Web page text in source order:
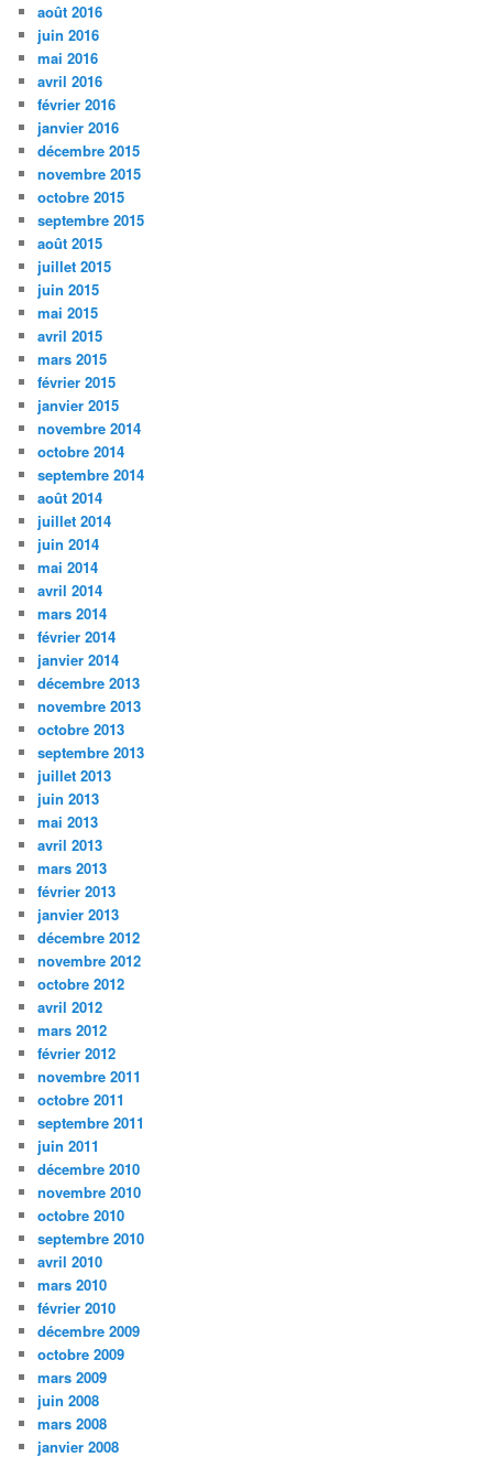
août 2016
juin 2016
mai 2016
avril 2016
février 2016
janvier 2016
décembre 2015
novembre 2015
octobre 2015
septembre 2015
août 2015
juillet 2015
juin 2015
mai 2015
avril 2015
mars 2015
février 2015
janvier 2015
novembre 2014
octobre 2014
septembre 2014
août 2014
juillet 2014
juin 2014
mai 2014
avril 2014
mars 2014
février 2014
janvier 2014
décembre 2013
novembre 2013
octobre 2013
septembre 2013
juillet 2013
juin 2013
mai 2013
avril 2013
mars 2013
février 2013
janvier 2013
décembre 2012
novembre 2012
octobre 2012
avril 2012
mars 2012
février 2012
novembre 2011
octobre 2011
septembre 2011
juin 2011
décembre 2010
novembre 2010
octobre 2010
septembre 2010
avril 2010
mars 2010
février 2010
décembre 2009
octobre 2009
mars 2009
juin 2008
mars 2008
janvier 2008